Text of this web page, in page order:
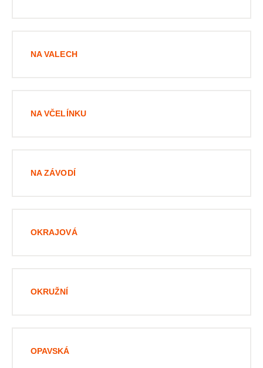
NA VALECH
NA VČELÍNKU
NA ZÁVODÍ
OKRAJOVÁ
OKRUŽNÍ
OPAVSKÁ